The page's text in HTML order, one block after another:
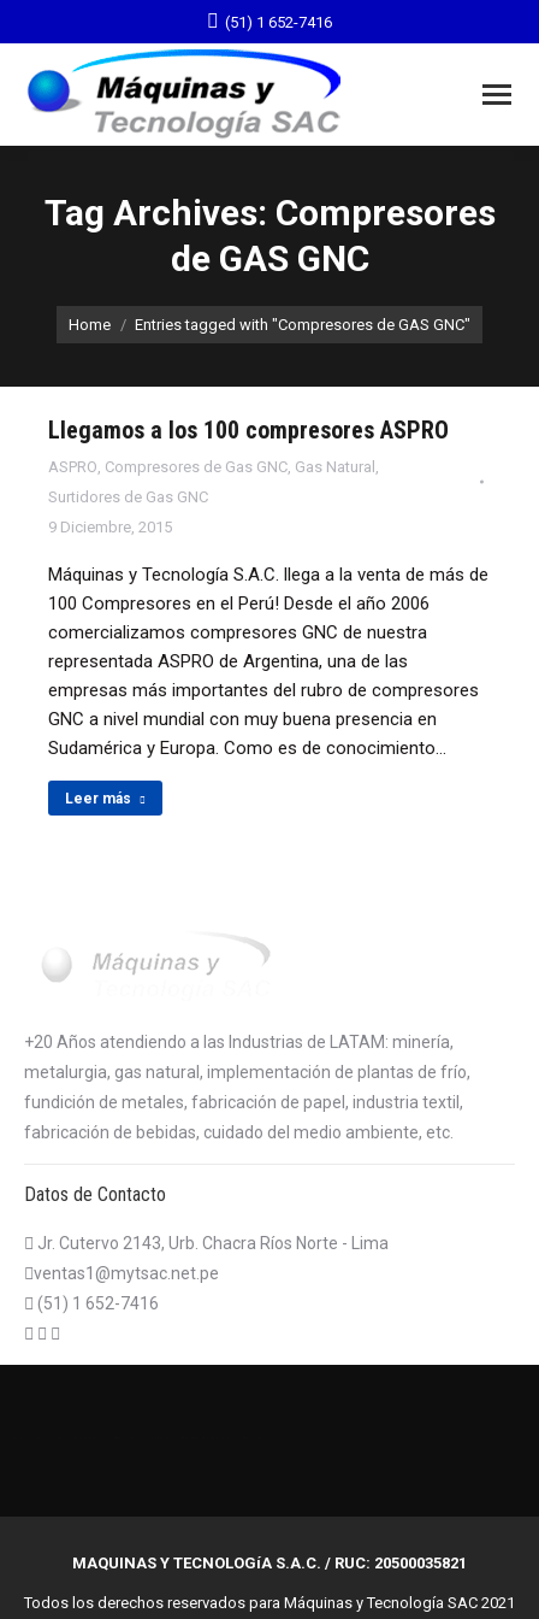
(51) 1 652-7416
Tag Archives: Compresores
de GAS GNC
You are here:
Home Entries tagged with "Compresores de GAS GNC"
Llegamos a los 100 compresores ASPRO
ASPRO, Compresores de Gas GNC, Gas Natural ,
Surtidores de Gas GNC
9 Diciembre, 2015
Máquinas y Tecnología S.A.C. llega a la venta de más de
100 Compresores en el Perú! Desde el año 2006
comercializamos compresores GNC de nuestra
representada ASPRO de Argentina, una de las
empresas más importantes del rubro de compresores
GNC a nivel mundial con muy buena presencia en
Sudamérica y Europa. Como es de conocimiento…
Leer más
+20 Años atendiendo a las Industrias de LATAM: minería,
metalurgia, gas natural, implementación de plantas de frío,
fundición de metales, fabricación de papel, industria textil,
fabricación de bebidas, cuidado del medio ambiente, etc.
Datos de Contacto
Jr. Cutervo 2143, Urb. Chacra Ríos Norte - Lima
ventas1@mytsac.net.pe
(51) 1 652-7416
MAQUINAS Y TECNOLOGíA S.A.C. / RUC: 20500035821
Todos los derechos reservados para Máquinas y Tecnología SAC 2021